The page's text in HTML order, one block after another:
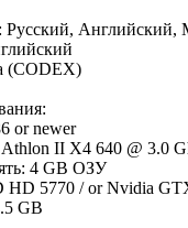
Русский, Английский,
(CODEX)
or newer
II X4 640 @ 3.0
4 GB ОЗУ
HD 5770 / or Nvidia
GB